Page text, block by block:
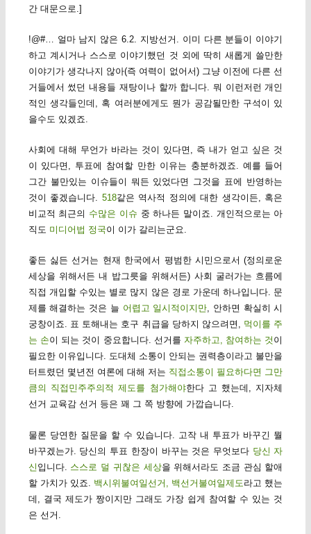
간 대문으로.]
!@#… 얼마 남지 않은 6.2. 지방선거. 이미 다른 분들이 이야기
하고 계시거나 스스로 이야기했던 것 외에 딱히 새롭게 쓸만한
이야기가 생각나지 않아(즉 여력이 없어서) 그냥 이전에 다른 선
거들에서 썼던 내용들 재탕이나 할까 합니다. 뭐 이런저런 개인
적인 생각들인데, 혹 여러분에게도 뭔가 공감될만한 구석이 있
을수도 있겠죠.
사회에 대해 무언가 바라는 것이 있다면, 즉 내가 얻고 싶은 것
이 있다면, 투표에 참여할 만한 이유는 충분하겠죠. 예를 들어
그간 불만있는 이슈들이 뭐든 있었다면 그것을 표에 반영하는
것이 좋겠습니다. 518같은 역사적 정의에 대한 생각이든, 혹은
비교적 최근의 수많은 이슈 중 하나든 말이죠. 개인적으로는 아
직도 미디어법 정국이 이가 갈리는군요.
좋든 싫든 선거는 현재 한국에서 평범한 시민으로서 (정의로운
세상을 위해서든 내 밥그릇을 위해서든) 사회 굴러가는 흐름에
직접 개입할 수있는 별로 많지 않은 경로 가운데 하나입니다. 문
제를 해결하는 것은 늘 어렵고 일시적이지만, 안하면 확실히 시
궁창이죠. 표 토해내는 호구 취급을 당하지 않으려면, 먹이를 주
는 손이 되는 것이 중요합니다. 선거를 자주하고, 참여하는 것 이
필요한 이유입니다. 도대체 소통이 안되는 권력층이라고 불만을
터트렸던 몇년전 여론에 대해 저는 직접소통이 필요하다면 그만
큼의 직접민주주의적 제도를 첨가해야한다 고 했는데, 지자체
선거 교육감 선거 등은 꽤 그 쪽 방향에 가깝습니다.
물론 당연한 질문을 할 수 있습니다. 고작 내 투표가 바꾸긴 뭘
바꾸겠는가. 당신의 투표 한장이 바꾸는 것은 무엇보다 당신 자
신 입니다. 스스로 덜 귀찮은 세상을 위해서라도 조금 관심 할애
할 가치가 있죠. 백시위불여일선거, 백선거불여일제도 라고 했는
데, 결국 제도가 짱이지만 그래도 가장 쉽게 참여할 수 있는 것
은 선거.